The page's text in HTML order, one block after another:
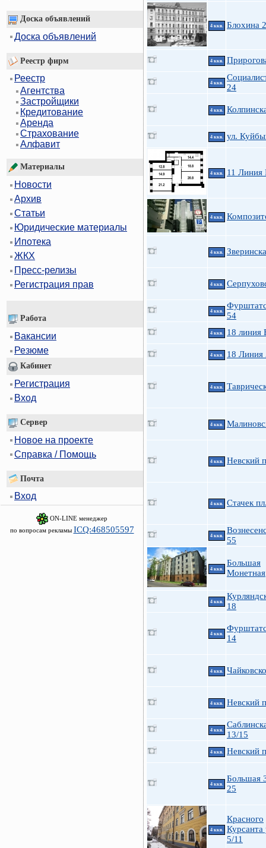
Доска объявлений
Доска объявлений
Реестр фирм
Реестр
Агентства
Застройщики
Кредитование
Аренда
Страхование
Алфавит
Материалы
Новости
Архив
Статьи
Юридические материалы
Ипотека
ЖКХ
Пресс-релизы
Регистрация прав
Работа
Вакансии
Резюме
Кабинет
Регистрация
Вход
Сервер
Новое на проекте
Справка / Помощь
Почта
Вход
ON-LINE менеджер
по вопросам рекламы ICQ:468505597
4 ккв. Блохина
4 ккв.
4 ккв.
24
4 ккв.
4 ккв. ул.
4 ккв. 11
4 ккв.
4 ккв.
4 ккв.
4 ккв.
54
4 ккв. 18 линия
4 ккв. 18 Линия
4 ккв.
4 ккв.
4 ккв. Невский
4 ккв. Стачек
4 ккв.
55
4 ккв.
Большая
Монетная
4 ккв.
18
4 ккв.
14
4 ккв.
4 ккв. Невский
4 ккв.
13/15
4 ккв. Невский
4 ккв.
Большая
25
4 ккв.
Красного
Курсанта
5/11